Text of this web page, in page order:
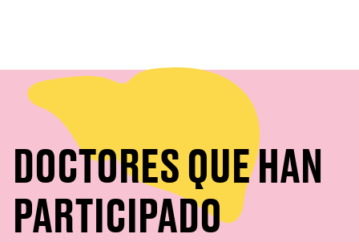
DOCTORES QUE HAN
PARTICIPADO